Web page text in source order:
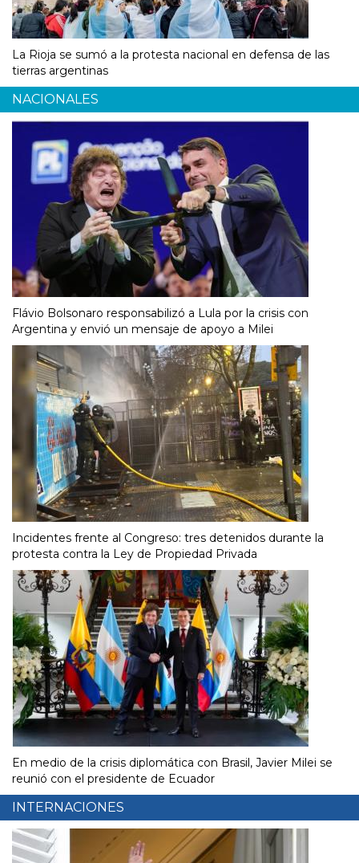
La Rioja se sumó a la protesta nacional en defensa de las
tierras argentinas
NACIONALES
Flávio Bolsonaro responsabilizó a Lula por la crisis con
Argentina y envió un mensaje de apoyo a Milei
Incidentes frente al Congreso: tres detenidos durante la
protesta contra la Ley de Propiedad Privada
En medio de la crisis diplomática con Brasil, Javier Milei se
reunió con el presidente de Ecuador
INTERNACIONES